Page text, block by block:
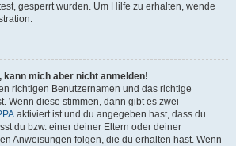
gesperrt wurden. Um Hilfe zu erhalten, wende
kann mich aber nicht anmelden!
richtigen Benutzernamen und das richtige
Wenn diese stimmen, dann gibt es zwei
aktiviert ist und du angegeben hast, dass du
du bzw. einer deiner Eltern oder deiner
Anweisungen folgen, die du erhalten hast. Wenn